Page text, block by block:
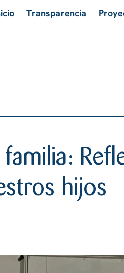
Transparencia
hijos